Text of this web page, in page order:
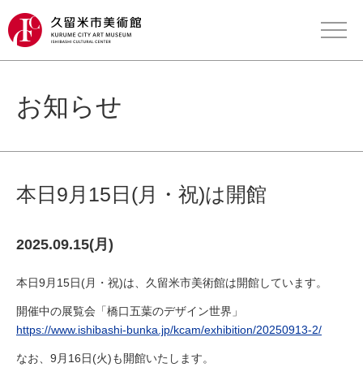
お知らせ
本日9月15日(月・祝)は開館
2025.09.15(月)
本日9月15日(月・祝)は、久留米市美術館は開館しています。
開催中の展覧会「橋口五葉のデザイン世界」
https://www.ishibashi-bunka.jp/kcam/exhibition/20250913-2/
なお、9月16日(火)も開館いたします。